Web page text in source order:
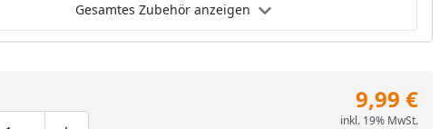
Gesamtes Zubehör anzeigen
9,99 €
inkl. 19% MwSt.